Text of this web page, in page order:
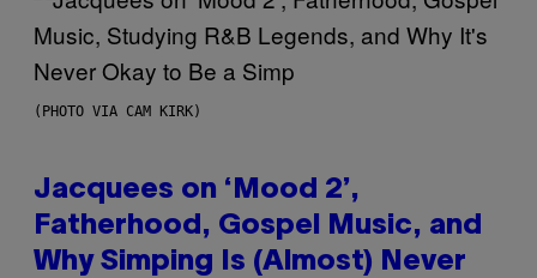
(PHOTO VIA CAM KIRK)
Jacquees on ‘Mood 2’,
Fatherhood, Gospel Music, and
Why Simping Is (Almost) Never